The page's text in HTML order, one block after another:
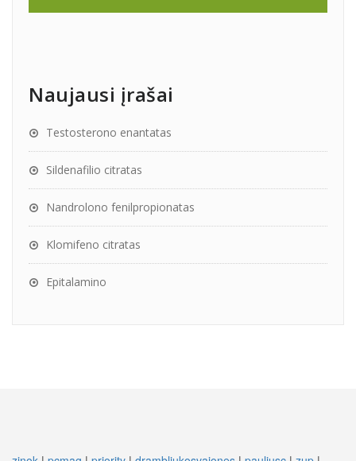
Naujausi įrašai
Testosterono enantatas
Sildenafilio citratas
Nandrolono fenilpropionatas
Klomifeno citratas
Epitalamino